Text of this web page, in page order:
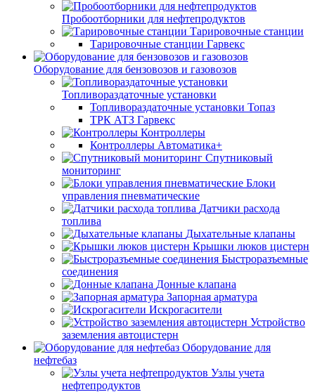
Пробоотборники для нефтепродуктов
Тарировочные станции
Тарировочные станции Гарвекс
Оборудование для бензовозов и газовозов
Топливораздаточные установки
Топливораздаточные установки Топаз
ТРК АТЗ Гарвекс
Контроллеры
Контроллеры Автоматика+
Спутниковый
мониторинг
Блоки
управления пневматические
Датчики расхода
топлива
Дыхательные клапаны
Крышки люков цистерн
Быстроразъемные
соединения
Донные клапана
Запорная арматура
Искрогасители
Устройство
заземления автоцистерн
Оборудование для
нефтебаз
Узлы учета
нефтепродуктов